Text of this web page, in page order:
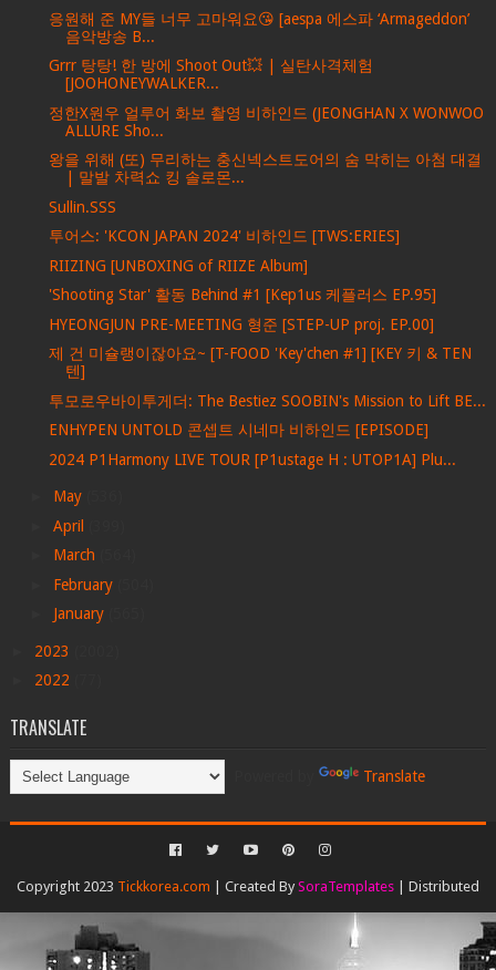
응원해 준 MY들 너무 고마워요😘 [aespa 에스파 ‘Armageddon’
음악방송 B...
Grrr 탕탕! 한 방에 Shoot Out💥 | 실탄사격체험
[JOOHONEYWALKER...
정한X원우 얼루어 화보 촬영 비하인드 (JEONGHAN X WONWOO
ALLURE Sho...
왕을 위해 (또) 무리하는 충신넥스트도어의 숨 막히는 아첨 대결
| 말발 차력쇼 킹 솔로몬...
Sullin.SSS
투어스: 'KCON JAPAN 2024' 비하인드 [TWS:ERIES]
RIIZING [UNBOXING of RIIZE Album]
'Shooting Star' 활동 Behind #1 [Kep1us 케플러스 EP.95]
HYEONGJUN PRE-MEETING 형준 [STEP-UP proj. EP.00]
제 건 미슐랭이잖아요~ [T-FOOD 'Key'chen #1] [KEY 키 & TEN
텐]
투모로우바이투게더: The Bestiez SOOBIN's Mission to Lift BE...
ENHYPEN UNTOLD 콘셉트 시네마 비하인드 [EPISODE]
2024 P1Harmony LIVE TOUR [P1ustage H : UTOP1A] Plu...
May
April
March
February
January
2023
2022
TRANSLATE
Translate
Copyright 2023 Tickkorea.com | Created By SoraTemplates| Distributed